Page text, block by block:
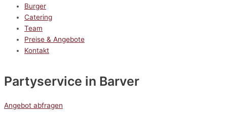
Burger
Catering
Team
Preise & Angebote
Kontakt
Partyservice in Barver
Angebot abfragen